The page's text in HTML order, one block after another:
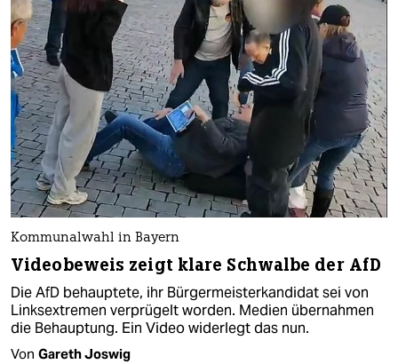
Kommunalwahl in Bayern
Videobeweis zeigt klare Schwalbe der AfD
Die AfD behauptete, ihr Bürgermeisterkandidat sei von
Linksextremen verprügelt worden. Medien übernahmen
die Behauptung. Ein Video widerlegt das nun.
Von Gareth Joswig